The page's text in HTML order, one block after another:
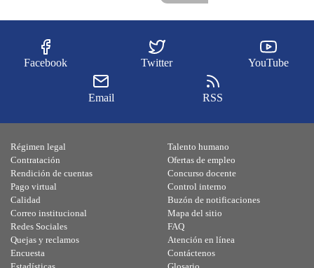
Facebook Twitter YouTube
Email RSS
Régimen legal
Contratación
Rendición de cuentas
Pago virtual
Calidad
Talento humano
Ofertas de empleo
Concurso docente
Control interno
Buzón de notificaciones
Correo institucional
Redes Sociales
Quejas y reclamos
Encuesta
Mapa del sitio
FAQ
Atención en línea
Contáctenos